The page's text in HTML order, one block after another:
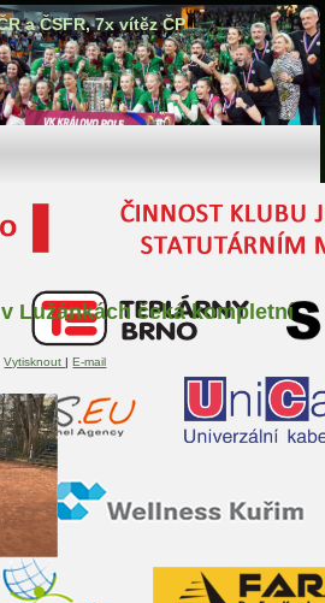
a ČSFR, 7x vítěz ČP
Lužánkách čeká kompletní
Vytisknout|E-mail